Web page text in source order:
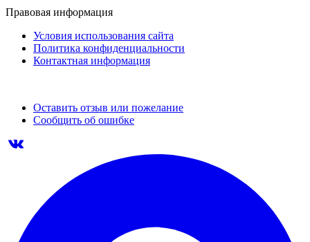
Правовая информация
Условия использования сайта
Политика конфиденциальности
Контактная информация
Оставить отзыв или пожелание
Сообщить об ошибке